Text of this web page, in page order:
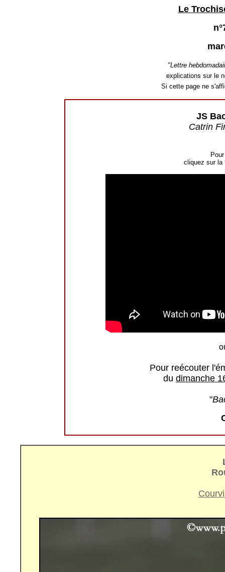
Le
"Lettre
explications sur le
Si cette page ne
JS
Catrin
cliquez sur la
Pour reécouter
du dimanche
"